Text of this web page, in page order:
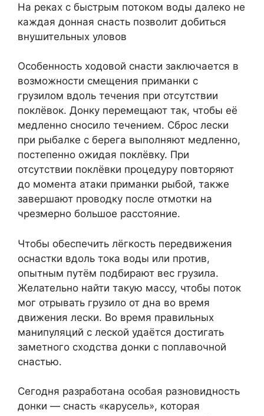
На реках с быстрым потоком воды далеко не
каждая донная снасть позволит добиться
внушительных уловов
Особенность ходовой снасти заключается в
возможности смещения приманки с
грузилом вдоль течения при отсутствии
поклёвок. Донку перемещают так, чтобы её
медленно сносило течением. Сброс лески
при рыбалке с берега выполняют медленно,
постепенно ожидая поклёвку. При
отсутствии поклёвки процедуру повторяют
до момента атаки приманки рыбой, также
завершают проводку после отмотки на
чрезмерно большое расстояние.
Чтобы обеспечить лёгкость передвижения
оснастки вдоль тока воды или против,
опытным путём подбирают вес грузила.
Желательно найти такую массу, чтобы поток
мог отрывать грузило от дна во время
движения лески. Во время правильных
манипуляций с леской удаётся достигать
заметного сходства донки с поплавочной
снастью.
Сегодня разработана особая разновидность
донки — снасть «карусель», которая